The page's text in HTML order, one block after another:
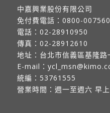
中嘉興業股份有限公司
免付費電話： 0800-007560
電話： 02-28910950
傳真： 02-28912610
地址： 台北市信義區基隆
E-mail：
統編：53761555
營業時間：週一至週六 早